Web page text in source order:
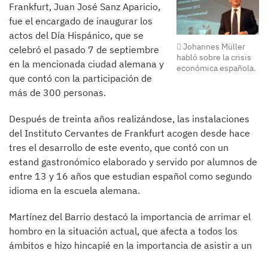
Johannes Müller
habló sobre la crisis
económica española.
Frankfurt, Juan José Sanz Aparicio,
fue el encargado de inaugurar los
actos del Día Hispánico, que se
celebró el pasado 7 de septiembre
en la mencionada ciudad alemana y
que contó con la participación de
más de 300 personas.
Después de treinta años realizándose, las instalaciones
del Instituto Cervantes de Frankfurt acogen desde hace
tres el desarrollo de este evento, que contó con un
estand gastronómico elaborado y servido por alumnos de
entre 13 y 16 años que estudian español como segundo
idioma en la escuela alemana.
Martínez del Barrio destacó la importancia de arrimar el
hombro en la situación actual, que afecta a todos los
ámbitos e hizo hincapié en la importancia de asistir a un